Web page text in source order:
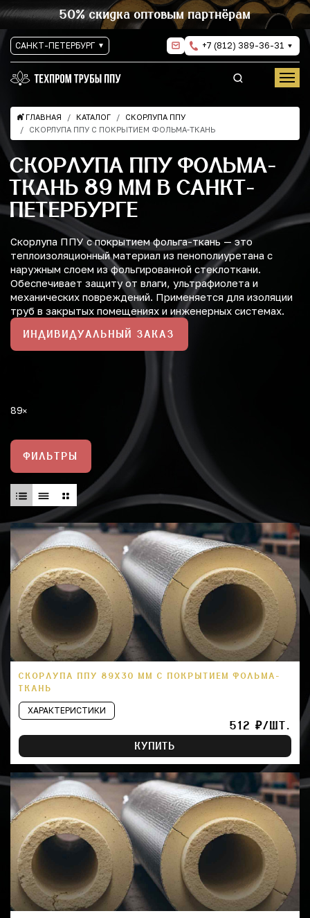
50% скидка оптовым партнёрам
САНКТ-ПЕТЕРБУРГ +7 (812) 389-36-31
ГЛАВНАЯ КАТАЛОГ
СКОРЛУПА ППУ
СКОРЛУПА ППУ С ПОКРЫТИЕМ ФОЛЬМА-ТКАНЬ
СКОРЛУПА ППУ ФОЛЬМА-
ТКАНЬ 89 ММ В САНКТ-
ПЕТЕРБУРГЕ
Скорлупа ППУ с покрытием фольга-ткань — это
теплоизоляционный материал из пенополиуретана с
наружным слоем из фольгированной стеклоткани.
Обеспечивает защиту от влаги, ультрафиолета и
механических повреждений. Применяется для изоляции
труб в закрытых помещениях и инженерных системах.
ИНДИВИДУАЛЬНЫЙ ЗАКАЗ
89
ФИЛЬТРЫ
СКОРЛУПА ППУ 89Х30 ММ С ПОКРЫТИЕМ ФОЛЬМА-
ТКАНЬ
ХАРАКТЕРИСТИКИ
512 ₽/ШТ.
КУПИТЬ